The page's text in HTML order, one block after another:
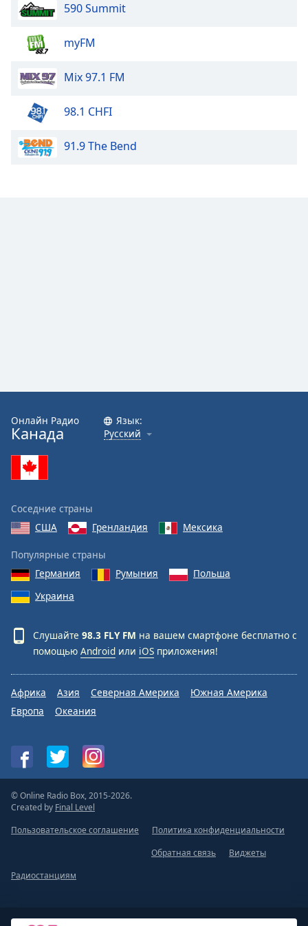
590 Summit
myFM
Mix 97.1 FM
98.1 CHFI
91.9 The Bend
Онлайн Радио
Канада
Язык:
Русский
Соседние страны
США
Гренландия Мексика
Популярные страны
Германия
Румыния
Польша
Украина
Слушайте 98.3 FLY FM на вашем смартфоне бесплатно с
помощью Android или iOS приложения!
Африка Азия Северная Америка
Южная Америка
Европа
Океания
© Online Radio Box, 2015-2026.
Created by Final Level
Пользовательское соглашение
Политика конфиденциальности
Обратная связь
Виджеты
Радиостанциям